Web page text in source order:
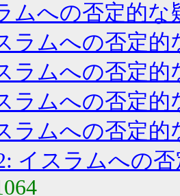
ムへの否定的な
ラムへの否定的
ラムへの否定的
ラムへの否定的
ラムへの否定的
イスラムへの